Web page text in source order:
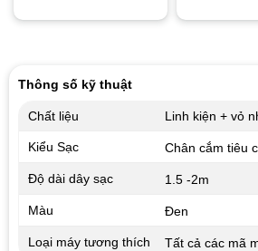
Thông số kỹ thuật
Chất liệu Linh kiện + vỏ
Kiểu Sạc Chân cắm tiêu
Độ dài dây sạc 1.5 -2m
Màu Đen
Loại máy tương thích Tất cả các mã